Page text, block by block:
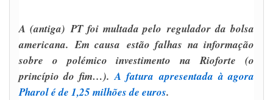
A (antiga) PT foi multada pelo regulador da bolsa
americana.Em causa estão falhas na informação
sobre o polémico investimento na Rioforte (o
princípio do fim…).A fatura apresentada à agora
Pharol é de 1,25 milhões de euros.